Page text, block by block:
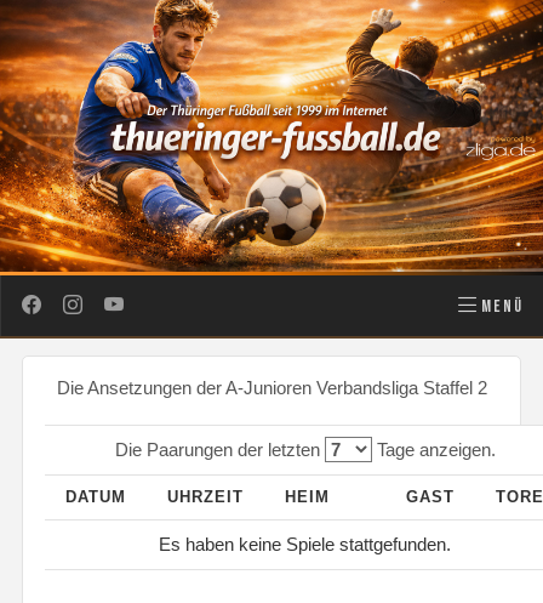
MENÜ
Die Ansetzungen der A-Junioren Verbandsliga Staffel 2
Die Paarungen der letzten Tage anzeigen.
DATUM UHRZEIT HEIM GAST
Es haben keine Spiele stattgefunden.